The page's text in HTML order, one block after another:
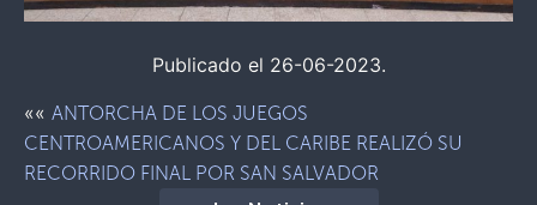
Publicado el 26-06-2023.
«« ANTORCHA DE LOS JUEGOS
CENTROAMERICANOS Y DEL CARIBE REALIZÓ SU
RECORRIDO FINAL POR SAN SALVADOR